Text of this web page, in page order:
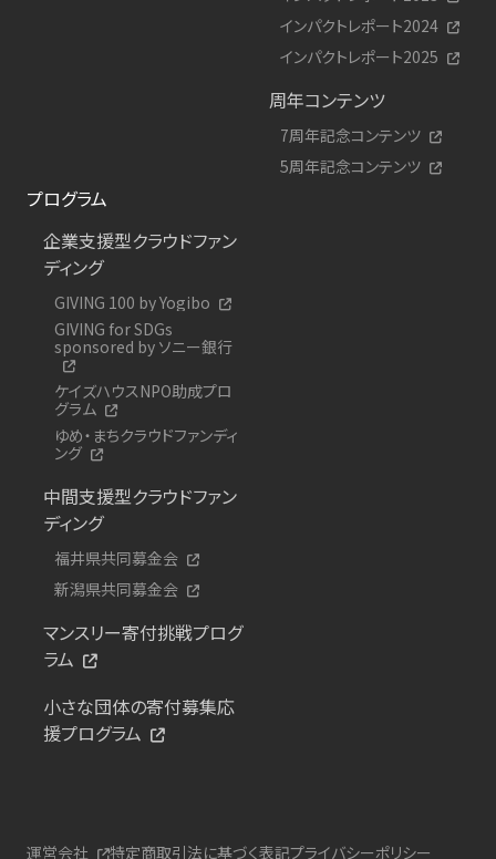
インパクトレポート2024
インパクトレポート2025
周年コンテンツ
7周年記念コンテンツ
5周年記念コンテンツ
プログラム
企業支援型クラウドファン
ディング
GIVING 100 by Yogibo
GIVING for SDGs
sponsored by ソニー銀行
ケイズハウスNPO助成プロ
グラム
ゆめ・まちクラウドファンディ
ング
中間支援型クラウドファン
ディング
福井県共同募金会
新潟県共同募金会
マンスリー寄付挑戦プログ
ラム
小さな団体の寄付募集応
援プログラム
運営会社 特定商取引法に基づく表記プライバシーポリシー